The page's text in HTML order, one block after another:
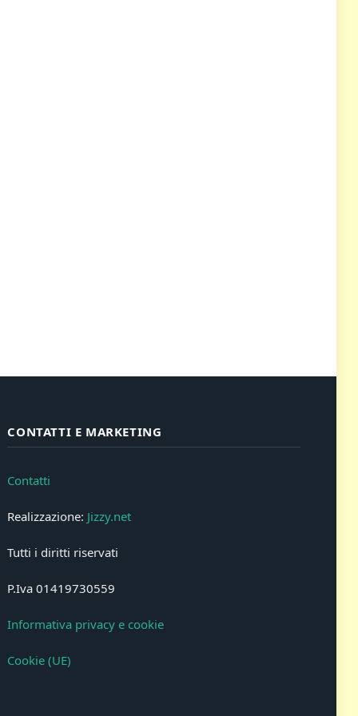
CONTATTI E MARKETING
Contatti
Realizzazione: Jizzy.net
Tutti i diritti riservati
P.Iva 01419730559
Informativa privacy e cookie
Cookie (UE)